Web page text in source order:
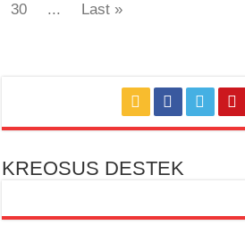
30
... Last »
KREOSUS DESTEK